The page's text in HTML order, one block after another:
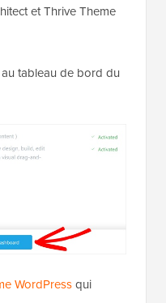
et Thrive Theme
tableau de bord du
WordPressqui